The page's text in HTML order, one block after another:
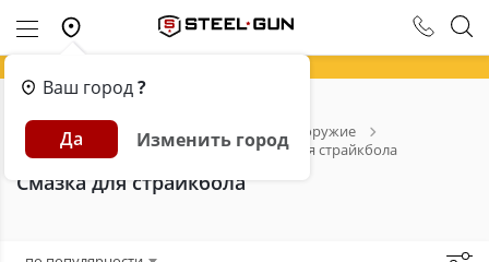
Ваш город?
Да Изменить город
Главная Каталог
Страйкбольное оружие
Расходники для страйкбола
Смазка для страйкбола
Смазка для страйкбола